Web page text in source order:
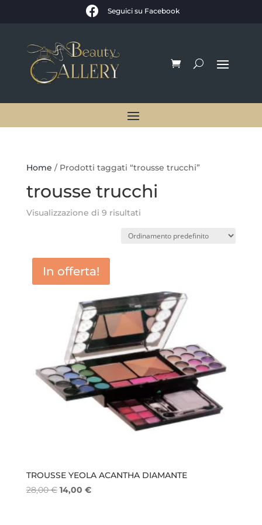
 Seguici su Facebook
Home / Prodotti taggati “trousse trucchi”
trousse trucchi
Visualizzazione di 9 risultati
In offerta!
TROUSSE YEOLA ACANTHA DIAMANTE
28,00€ Il
14,00 €Il